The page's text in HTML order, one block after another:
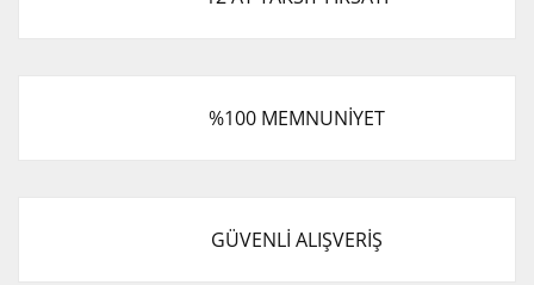
%100 MEMNUNİYET
GÜVENLİ ALIŞVERİŞ